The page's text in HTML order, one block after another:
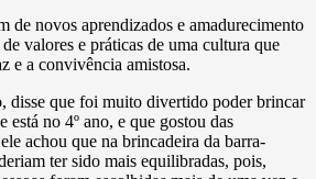
de novos aprendizados e amadurecimento
valores e práticas de uma cultura que
e a convivência amistosa.
disse que foi muito divertido poder brincar
está no 4º ano, e que gostou das
achou que na brincadeira da barra-
ter sido mais equilibradas, pois,